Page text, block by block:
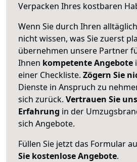
Verpacken Ihres kostbaren
Wenn Sie durch Ihren
nicht wissen, was Sie zuerst
übernehmen unsere Partner
Ihnen kompetente Angebote
einer Checkliste. Zögern Sie
Dienste in Anspruch zu
sich zurück. Vertrauen Sie
Erfahrung in der
sich Angebote.
Füllen Sie jetzt das Formular
Sie kostenlose Angebote.